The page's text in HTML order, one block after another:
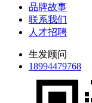
品牌故事
联系我们
人才招聘
生发顾问
18994479768